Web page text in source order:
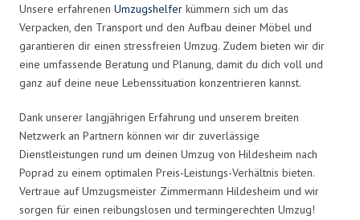
Unsere erfahrenen Umzugshelfer kümmern sich um das
Verpacken, den Transport und den Aufbau deiner Möbel und
garantieren dir einen stressfreien Umzug. Zudem bieten wir dir
eine umfassende Beratung und Planung, damit du dich voll und
ganz auf deine neue Lebenssituation konzentrieren kannst.
Dank unserer langjährigen Erfahrung und unserem breiten
Netzwerk an Partnern können wir dir zuverlässige
Dienstleistungen rund um deinen Umzug von Hildesheim nach
Poprad zu einem optimalen Preis-Leistungs-Verhältnis bieten.
Vertraue auf Umzugsmeister Zimmermann Hildesheim und wir
sorgen für einen reibungslosen und termingerechten Umzug!